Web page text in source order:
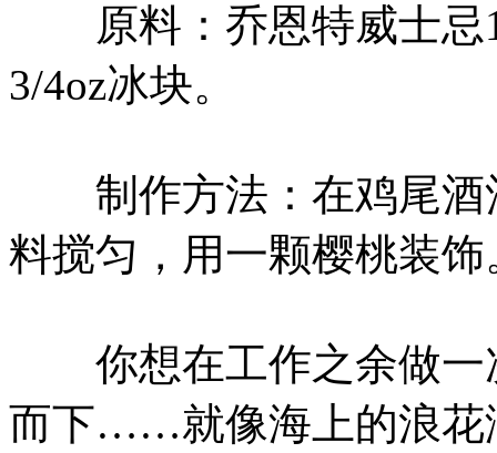
原料：乔恩特威士忌1/
3/4oz冰块。
制作方法：在鸡尾酒
料搅匀，用一颗樱桃装饰
你想在工作之余做一
而下……就像海上的浪花